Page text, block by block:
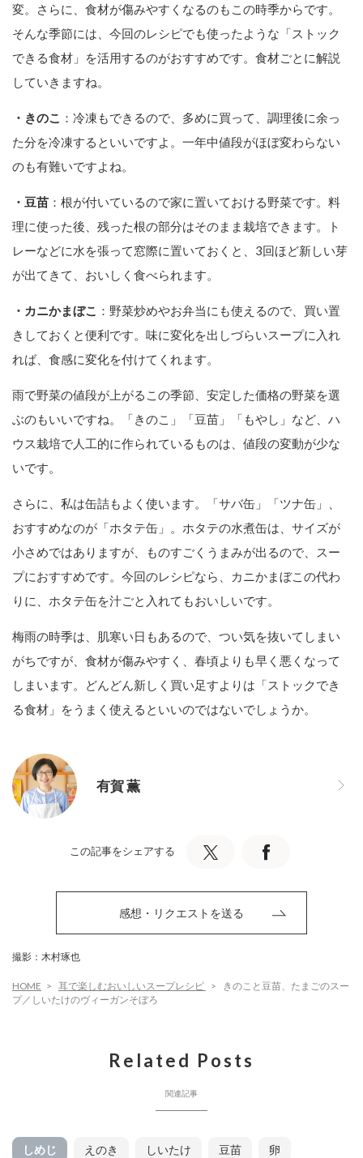
変。さらに、食材が傷みやすくなるのもこの時季からです。
そんな季節には、今回のレシピでも使ったような「ストック
できる食材」を活用するのがおすすめです。食材ごとに解説
していきますね。
・きのこ ：冷凍もできるので、多めに買って、調理後に余っ
た分を冷凍するといいですよ。一年中値段がほぼ変わらない
のも有難いですよね。
・豆苗 ：根が付いているので家に置いておける野菜です。料
理に使った後、残った根の部分はそのまま栽培できます。ト
レーなどに水を張って窓際に置いておくと、3回ほど新しい芽
が出てきて、おいしく食べられます。
・カニかまぼこ ：野菜炒めやお弁当にも使えるので、買い置
きしておくと便利です。味に変化を出しづらいスープに入れ
れば、食感に変化を付けてくれます。
雨で野菜の値段が上がるこの季節、安定した価格の野菜を選
ぶのもいいですね。「きのこ」「豆苗」「もやし」など、ハ
ウス栽培で人工的に作られているものは、値段の変動が少な
いです。
さらに、私は缶詰もよく使います。「サバ缶」「ツナ缶」、
おすすめなのが「ホタテ缶」。ホタテの水煮缶は、サイズが
小さめではありますが、ものすごくうまみが出るので、スー
プにおすすめです。今回のレシピなら、カニかまぼこの代わ
りに、ホタテ缶を汁ごと入れてもおいしいです。
梅雨の時季は、肌寒い日もあるので、つい気を抜いてしまい
がちですが、食材が傷みやすく、春頃よりも早く悪くなって
しまいます。どんどん新しく買い足すよりは「ストックでき
る食材」をうまく使えるといいのではないでしょうか。
有賀 薫
この記事をシェアする
感想・リクエストを送る
撮影：木村琢也
HOME 耳で楽しむおいしいスープレシピ
きのこと豆苗、たまごのスー
プ／しいたけのヴィーガンそぼろ
Related Posts
関連記事
しめじ えのき しいたけ 豆苗 卵